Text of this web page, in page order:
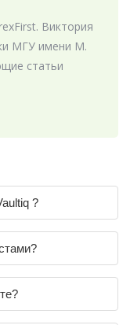
Виктория
МГУ имени М.
статьи
?